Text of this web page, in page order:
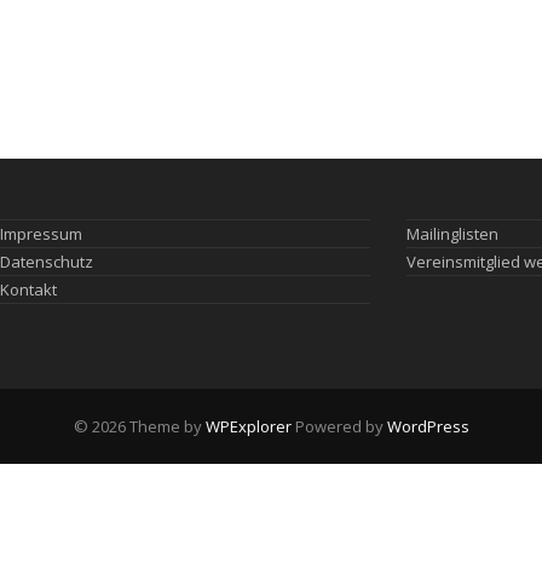
Impressum
Datenschutz
Kontakt
Mailinglisten
Vereinsmitglied
© 2026 Theme byWPExplorerPowered byWordPress